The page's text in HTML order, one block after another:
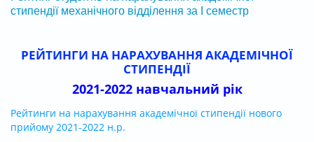
стипендії механічного відділення за І семестр
РЕЙТИНГИ НА НАРАХУВАННЯ АКАДЕМІЧНОЇ
СТИПЕНДІЇ
2021-2022 навчальний рік
Рейтинги на нарахування академічної стипендії нового
прийому 2021-2022 н.р.